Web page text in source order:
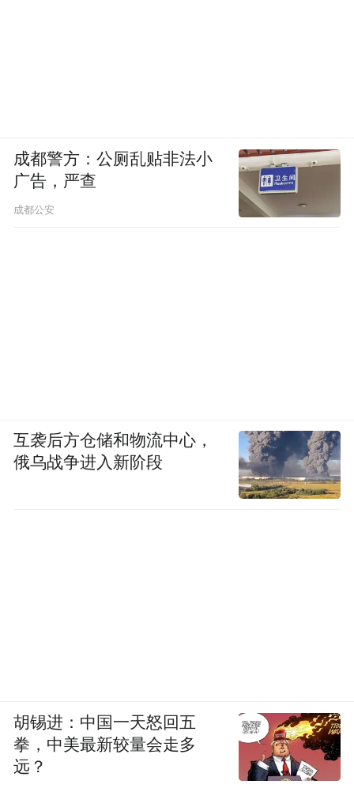
成都警方：公厕乱贴非法小
广告，严查
成都公安
互袭后方仓储和物流中心，
俄乌战争进入新阶段
胡锡进：中国一天怒回五
拳，中美最新较量会走多
远？